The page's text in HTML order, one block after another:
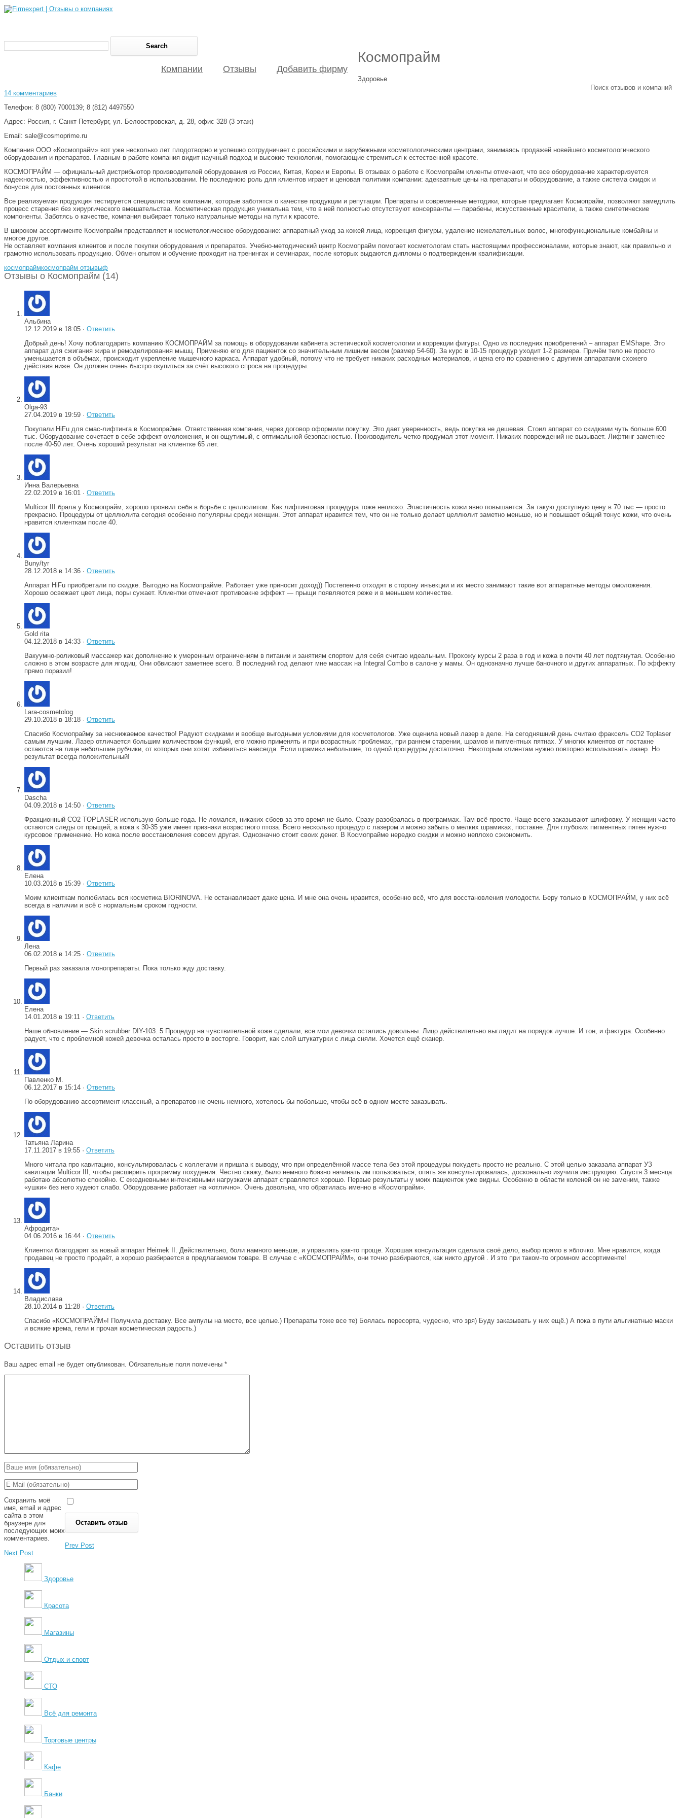
Поиск отзывов и компаний
Компании Отзывы Добавить фирму
Космопрайм
Здоровье
14 комментариев
Телефон: 8 (800) 7000139; 8 (812) 4497550
Адрес: Россия, г. Санкт-Петербург, ул. Белоостровская, д. 28, офис 328 (3 этаж)
Email: sale@cosmoprime.ru
Компания ООО «Космопрайм» вот уже несколько лет плодотворно и успешно сотрудничает с российскими и зарубежными косметологическими центрами, занимаясь продажей новейшего косметологического
оборудования и препаратов. Главным в работе компания видит научный подход и высокие технологии, помогающие стремиться к естественной красоте.
КОСМОПРАЙМ — официальный дистрибьютор производителей оборудования из России, Китая, Кореи и Европы. В отзывах о работе с Космопрайм клиенты отмечают, что все оборудование характеризуется
надежностью, эффективностью и простотой в использовании. Не последнюю роль для клиентов играет и ценовая политики компании: адекватные цены на препараты и оборудование, а также система скидок и
бонусов для постоянных клиентов.
Все реализуемая продукция тестируется специалистами компании, которые заботятся о качестве продукции и репутации. Препараты и современные методики, которые предлагает Космопрайм, позволяют замедлить
процесс старения без хирургического вмешательства. Косметическая продукция уникальна тем, что в ней полностью отсутствуют консерванты — парабены, искусственные красители, а также синтетические
компоненты. Заботясь о качестве, компания выбирает только натуральные методы на пути к красоте.
В широком ассортименте Космопрайм представляет и косметологическое оборудование: аппаратный уход за кожей лица, коррекция фигуры, удаление нежелательных волос, многофункциональные комбайны и
многое другое.
Не оставляет компания клиентов и после покупки оборудования и препаратов. Учебно-методический центр Космопрайм помогает косметологам стать настоящими профессионалами, которые знают, как правильно и
грамотно использовать продукцию. Обмен опытом и обучение проходит на тренингах и семинарах, после которых выдаются дипломы о подтверждении квалификации.
космопраймкосмопрайм отзывыф
Отзывы о Космопрайм (14)
Альбина
12.12.2019 в 18:05 · Ответить
Добрый день! Хочу поблагодарить компанию КОСМОПРАЙМ за помощь в оборудовании кабинета эстетической косметологии и коррекции фигуры. Одно из последних приобретений – аппарат EMShape. Это
аппарат для сжигания жира и ремоделирования мышц. Применяю его для пациенток со значительным лишним весом (размер 54-60). За курс в 10-15 процедур уходит 1-2 размера. Причём тело не просто
уменьшается в объёмах, происходит укрепление мышечного каркаса. Аппарат удобный, потому что не требует никаких расходных материалов, и цена его по сравнению с другими аппаратами схожего
действия ниже. Он должен очень быстро окупиться за счёт высокого спроса на процедуры.
Olga-93
27.04.2019 в 19:59 · Ответить
Покупали HiFu для смас-лифтинга в Космопрайме. Ответственная компания, через договор оформили покупку. Это дает уверенность, ведь покупка не дешевая. Стоил аппарат со скидками чуть больше 600
тыс. Оборудование сочетает в себе эффект омоложения, и он ощутимый, с оптимальной безопасностью. Производитель четко продумал этот момент. Никаких повреждений не вызывает. Лифтинг заметнее
после 40-50 лет. Очень хороший результат на клиентке 65 лет.
Инна Валерьевна
22.02.2019 в 16:01 · Ответить
Multicor III брала у Космопрайм, хорошо проявил себя в борьбе с целлюлитом. Как лифтинговая процедура тоже неплохо. Эластичность кожи явно повышается. За такую доступную цену в 70 тыс — просто
прекрасно. Процедуры от целлюлита сегодня особенно популярны среди женщин. Этот аппарат нравится тем, что он не только делает целлюлит заметно меньше, но и повышает общий тонус кожи, что очень
нравится клиенткам после 40.
Buny/tyr
28.12.2018 в 14:36 · Ответить
Аппарат HiFu приобретали по скидке. Выгодно на Космопрайме. Работает уже приносит доход)) Постепенно отходят в сторону инъекции и их место занимают такие вот аппаратные методы омоложения.
Хорошо освежает цвет лица, поры сужает. Клиентки отмечают противоакне эффект — прыщи появляются реже и в меньшем количестве.
Gold rita
04.12.2018 в 14:33 · Ответить
Вакуумно-роликовый массажер как дополнение к умеренным ограничениям в питании и занятиям спортом для себя считаю идеальным. Прохожу курсы 2 раза в год и кожа в почти 40 лет подтянутая. Особенно
сложно в этом возрасте для ягодиц. Они обвисают заметнее всего. В последний год делают мне массаж на Integral Combo в салоне у мамы. Он однозначно лучше баночного и других аппаратных. По эффекту
прямо поразил!
Lara-cosmetolog
29.10.2018 в 18:18 · Ответить
Спасибо Космопрайму за неснижаемое качество! Радуют скидками и вообще выгодными условиями для косметологов. Уже оценила новый лазер в деле. На сегодняшний день считаю фраксель CO2 Toplaser
самым лучшим. Лазер отличается большим количеством функций, его можно применять и при возрастных проблемах, при раннем старении, шрамов и пигментных пятнах. У многих клиентов от постакне
остаются на лице небольшие рубчики, от которых они хотят избавиться навсегда. Если шрамики небольшие, то одной процедуры достаточно. Некоторым клиентам нужно повторно использовать лазер. Но
результат всегда положительный!
Dascha
04.09.2018 в 14:50 · Ответить
Фракционный CO2 TOPLASER использую больше года. Не ломался, никаких сбоев за это время не было. Сразу разобралась в программах. Там всё просто. Чаще всего заказывают шлифовку. У женщин часто
остаются следы от прыщей, а кожа к 30-35 уже имеет признаки возрастного птоза. Всего несколько процедур с лазером и можно забыть о мелких шрамиках, постакне. Для глубоких пигментных пятен нужно
курсовое применение. Но кожа после восстановления совсем другая. Однозначно стоит своих денег. В Космопрайме нередко скидки и можно неплохо сэкономить.
Елена
10.03.2018 в 15:39 · Ответить
Моим клиенткам полюбилась вся косметика BIORINOVA. Не останавливает даже цена. И мне она очень нравится, особенно всё, что для восстановления молодости. Беру только в КОСМОПРАЙМ, у них всё
всегда в наличии и всё с нормальным сроком годности.
Лена
06.02.2018 в 14:25 · Ответить
Первый раз заказала монопрепараты. Пока только жду доставку.
Елена
14.01.2018 в 19:11 · Ответить
Наше обновление — Skin scrubber DIY-103. 5 Процедур на чувствительной коже сделали, все мои девочки остались довольны. Лицо действительно выглядит на порядок лучше. И тон, и фактура. Особенно
радует, что с проблемной кожей девочка осталась просто в восторге. Говорит, как слой штукатурки с лица сняли. Хочется ещё сканер.
Павленко М.
06.12.2017 в 15:14 · Ответить
По оборудованию ассортимент классный, а препаратов не очень немного, хотелось бы побольше, чтобы всё в одном месте заказывать.
Татьяна Ларина
17.11.2017 в 19:55 · Ответить
Много читала про кавитацию, консультировалась с коллегами и пришла к выводу, что при определённой массе тела без этой процедуры похудеть просто не реально. С этой целью заказала аппарат УЗ
кавитации Multicor III, чтобы расширить программу похудения. Честно скажу, было немного боязно начинать им пользоваться, опять же консультировалась, досконально изучила инструкцию. Спустя 3 месяца
работаю абсолютно спокойно. С ежедневными интенсивными нагрузками аппарат справляется хорошо. Первые результаты у моих пациенток уже видны. Особенно в области коленей он не заменим, также
«ушки» без него худеют слабо. Оборудование работает на «отлично». Очень довольна, что обратилась именно в «Космопрайм».
Афродита»
04.06.2016 в 16:44 · Ответить
Клиентки благодарят за новый аппарат Heimek II. Действительно, боли намного меньше, и управлять как-то проще. Хорошая консультация сделала своё дело, выбор прямо в яблочко. Мне нравится, когда
продавец не просто продаёт, а хорошо разбирается в предлагаемом товаре. В случае с «КОСМОПРАЙМ», они точно разбираются, как никто другой . И это при таком-то огромном ассортименте!
Владислава
28.10.2014 в 11:28 · Ответить
Спасибо «КОСМОПРАЙМ»! Получила доставку. Все ампулы на месте, все целые.) Препараты тоже все те) Боялась пересорта, чудесно, что зря) Буду заказывать у них ещё.) А пока в пути альгинатные маски
и всякие крема, гели и прочая косметическая радость.)
Оставить отзыв
Ваш адрес email не будет опубликован. Обязательные поля помечены *
Сохранить моё
имя, email и адрес
сайта в этом
браузере для
последующих моих
комментариев.
Prev Post
Next Post
Здоровье
Красота
Магазины
Отдых и спорт
СТО
Всё для ремонта
Торговые центры
Кафе
Банки